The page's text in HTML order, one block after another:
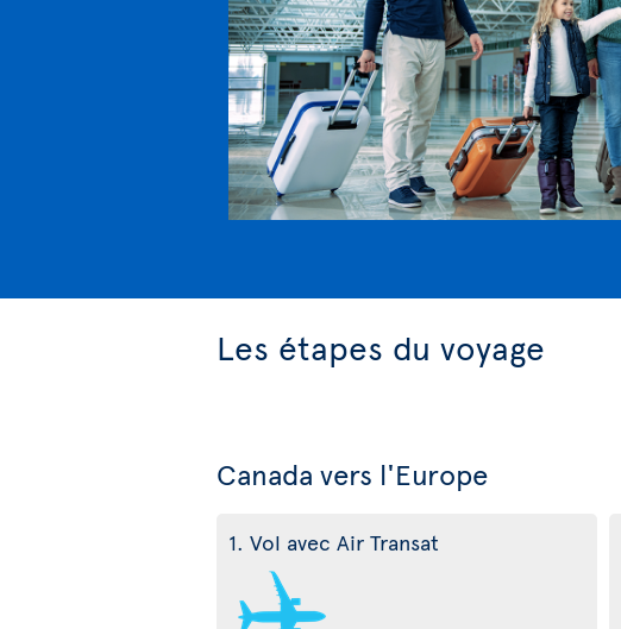
Les étapes du voyage
Canada vers l'Europe
1. Vol avec Air Transat